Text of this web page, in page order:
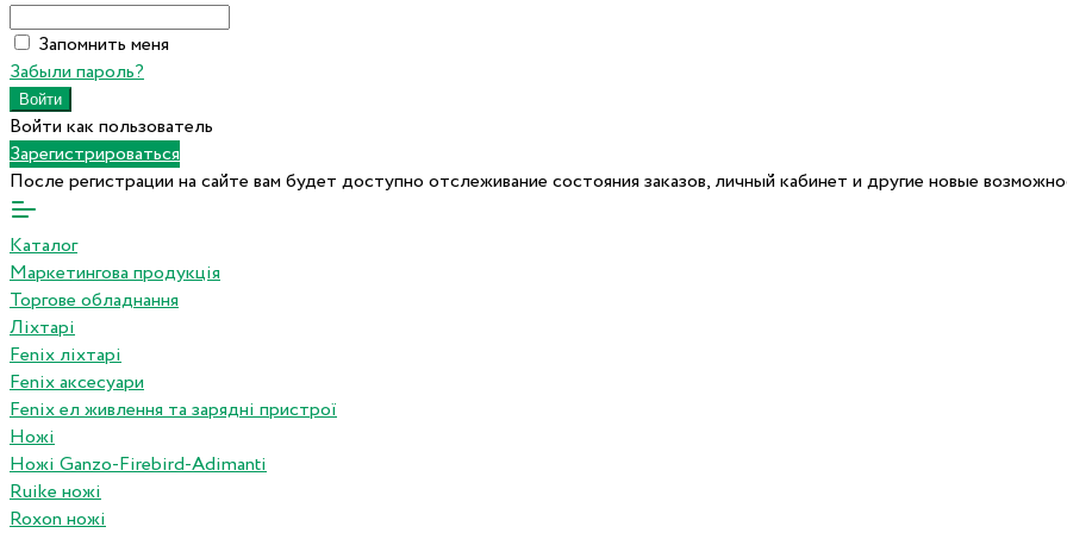
Запомнить меня
Забыли пароль?
Войти как пользователь
Зарегистрироваться
После регистрации на сайте вам будет доступно отслеживание состояния заказов, личный кабинет и другие новые
Каталог
Маркетингова продукція
Торгове обладнання
Ліхтарі
Fenix ліхтарі
Fenix аксесуари
Fenix ел живлення та зарядні пристрої
Ножі
Ножі Ganzo-Firebird-Adimanti
Ruike ножі
Roxon ножi